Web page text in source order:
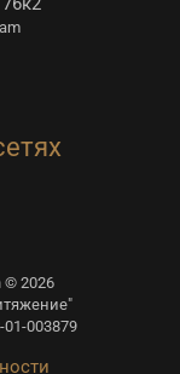
© 2026
003879